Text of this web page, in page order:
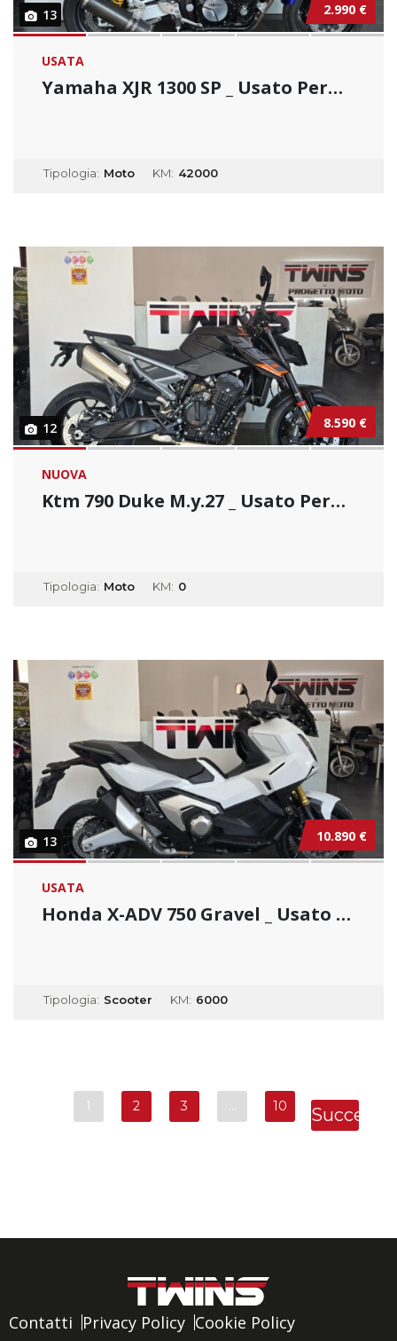
13 2.990 €
USATA
Yamaha XJR 1300 SP _ Usato Permutabile
Tipologia: Moto KM: 42000
12 8.590 €
NUOVA
Ktm 790 Duke M.y.27 _ Usato Permutabile
Tipologia: Moto KM: 0
13 10.890 €
USATA
Honda X-ADV 750 Gravel _ Usato Permutabile.....
Tipologia: Scooter KM: 6000
1 2 3 … 10
Contatti Privacy Policy Cookie Policy